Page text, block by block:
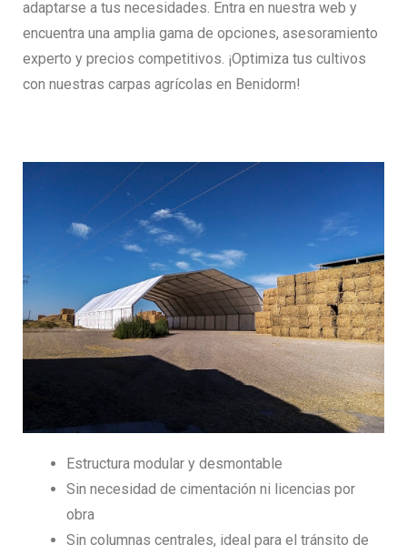
adaptarse a tus necesidades. Entra en nuestra web y
encuentra una amplia gama de opciones, asesoramiento
experto y precios competitivos. ¡Optimiza tus cultivos
con nuestras carpas agrícolas en Benidorm!
Estructura modular y desmontable
Sin necesidad de cimentación ni licencias por
obra
Sin columnas centrales, ideal para el tránsito de